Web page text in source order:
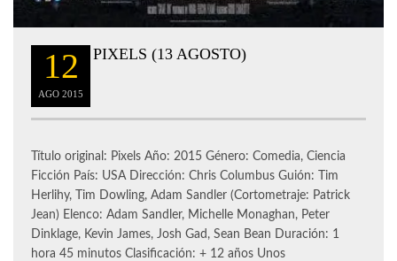
12
AGO 2015
PIXELS (13 AGOSTO)
Título original: Pixels Año: 2015 Género: Comedia, Ciencia
Ficción País: USA Dirección: Chris Columbus Guión: Tim
Herlihy, Tim Dowling, Adam Sandler (Cortometraje: Patrick
Jean) Elenco: Adam Sandler, Michelle Monaghan, Peter
Dinklage, Kevin James, Josh Gad, Sean Bean Duración: 1
hora 45 minutos Clasificación: + 12 años Unos